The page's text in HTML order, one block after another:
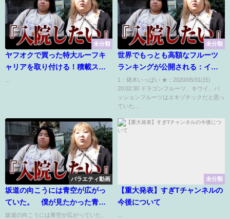
未分類
ヤフオクで買った特大ルーフキ
ャリアを取り付ける！積載スペ
未分類
世界でもっとも高額なフルーツ
ランキングが公開される：イン
ド
1：猪木いっぱい ★：2020/05/31(日)
20:02:30 ドラゴンフルーツ、キウイ、パ
ッションフルーツはエキゾチックだと思っ
ていた...
バラエティ動画
坂道の向こうには青空が広がっ
ていた。 僕が見たかった青空
の冠バラエティ 10月22日
坂道の向こうには青空が広がっていた。
未分類
【重大発表】すぎTチャンネルの
今後について
...